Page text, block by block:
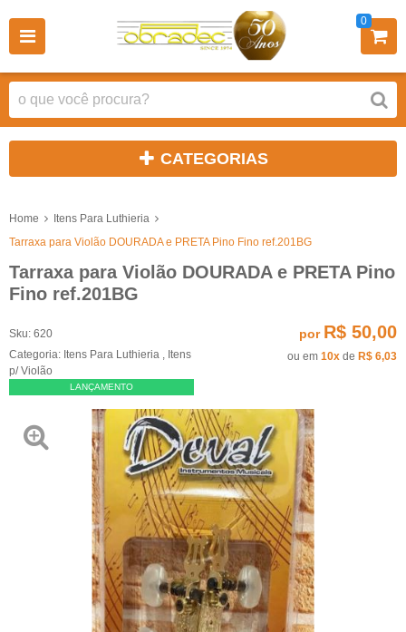
0
CATEGORIAS
Home
Itens Para Luthieria
Tarraxa para Violão DOURADA e PRETA Pino Fino ref.201BG
Tarraxa para Violão DOURADA e PRETA Pino
Fino ref.201BG
Sku: 620
Categoria: Itens Para Luthieria
Itens
p/ Violão
LANÇAMENTO
por R$ 50,00
ou em 10x de R$ 6,03